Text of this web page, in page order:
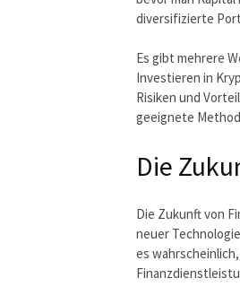
diversifizierte
Es gibt mehrere
Investieren in
Risiken und
geeignete
Die
Die Zukunft von
neuer
es